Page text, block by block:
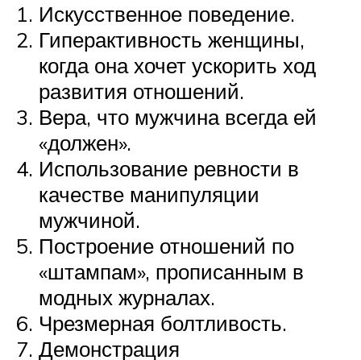
Искусственное поведение.
Гиперактивность женщины,
когда она хочет ускорить ход
развития отношений.
Вера, что мужчина всегда ей
«должен».
Использование ревности в
качестве манипуляции
мужчиной.
Построение отношений по
«штампам», прописанным в
модных журналах.
Чрезмерная болтливость.
Демонстрация